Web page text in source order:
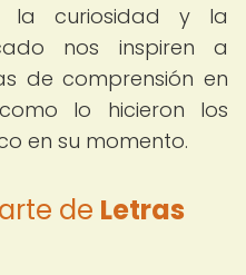
la curiosidad y la
nos inspiren a
de comprensión en
lo hicieron los
en su momento.
de Letras